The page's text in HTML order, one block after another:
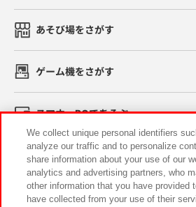
あそび場をさがす
ゲーム機をさがす
スマホ・PCであそぶ
イベント・キャンペーン
We collect unique personal identifiers
analyze our traffic and to personalize
share information about your use of our
analytics and advertising partners, who
other information that you have provided
have collected from your use of their